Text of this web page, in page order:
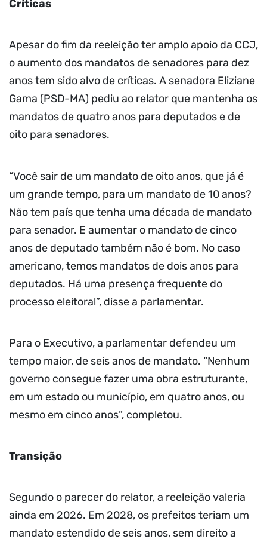
Críticas
Apesar do fim da reeleição ter amplo apoio da CCJ,
o aumento dos mandatos de senadores para dez
anos tem sido alvo de críticas. A senadora Eliziane
Gama (PSD-MA) pediu ao relator que mantenha os
mandatos de quatro anos para deputados e de
oito para senadores.
“Você sair de um mandato de oito anos, que já é
um grande tempo, para um mandato de 10 anos?
Não tem país que tenha uma década de mandato
para senador. E aumentar o mandato de cinco
anos de deputado também não é bom. No caso
americano, temos mandatos de dois anos para
deputados. Há uma presença frequente do
processo eleitoral”, disse a parlamentar.
Para o Executivo, a parlamentar defendeu um
tempo maior, de seis anos de mandato. “Nenhum
governo consegue fazer uma obra estruturante,
em um estado ou município, em quatro anos, ou
mesmo em cinco anos”, completou.
Transição
Segundo o parecer do relator, a reeleição valeria
ainda em 2026. Em 2028, os prefeitos teriam um
mandato estendido de seis anos, sem direito a